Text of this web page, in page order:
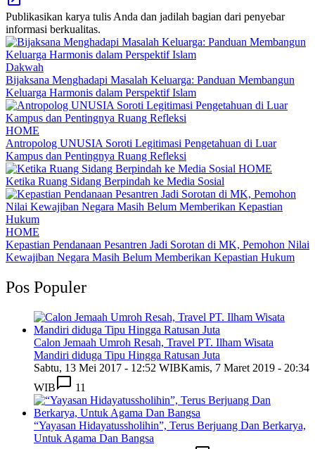
Publikasikan karya tulis Anda dan jadilah bagian dari penyebar
informasi berkualitas.
Dakwah
Bijaksana Menghadapi Masalah Keluarga: Panduan Membangun
Keluarga Harmonis dalam Perspektif Islam
HOME
Antropolog UNUSIA Soroti Legitimasi Pengetahuan di Luar
Kampus dan Pentingnya Ruang Refleksi
HOME
Ketika Ruang Sidang Berpindah ke Media Sosial
HOME
Kepastian Pendanaan Pesantren Jadi Sorotan di MK, Pemohon Nilai
Kewajiban Negara Masih Belum Memberikan Kepastian Hukum
Pos Populer
Calon Jemaah Umroh Resah, Travel PT. Ilham Wisata
Mandiri diduga Tipu Hingga Ratusan Juta
Sabtu, 13 Mei 2017 - 12:52 WIBKamis, 7 Maret 2019 - 20:34
WIB
11
“Yayasan Hidayatussholihin”, Terus Berjuang Dan Berkarya,
Untuk Agama Dan Bangsa